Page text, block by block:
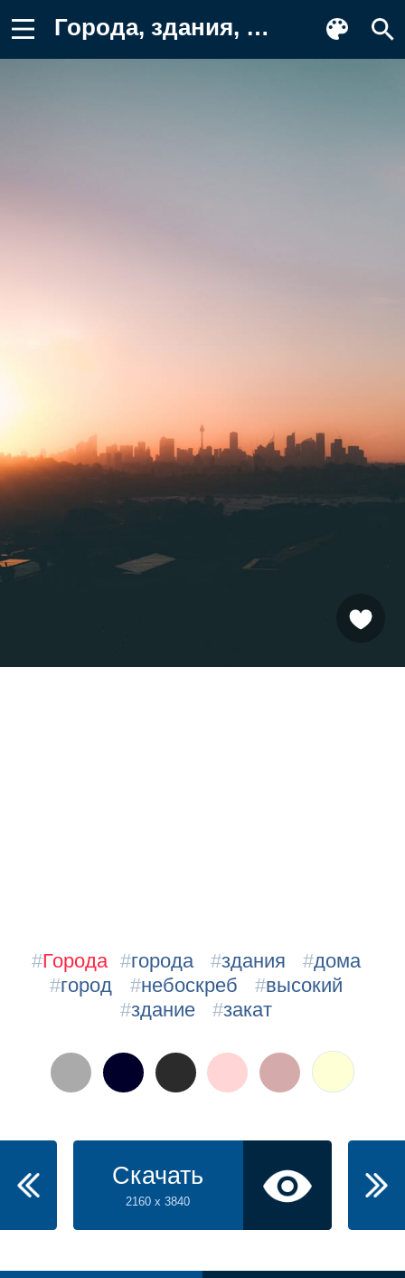
Города, здания, дома, город, небоскреб Фон для телефона
#Города #города #здания #дома
#город #небоскреб #высокий
#здание #закат
Скачать
2160 x 3840